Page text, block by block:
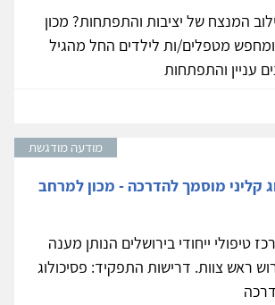
המנצח של יציבות והתפתחות? מכון
מטפלים/ות לילדים החל מהגיל
מודעה מודגשת
קליני מוסמך להדרכה - מכון למרחב
טיפולי ייחודי בירושלים הנותן מענה
ראש צוות. דרישות התפקיד: פסיכולוג